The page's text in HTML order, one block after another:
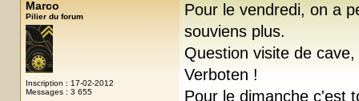
Marco
Pilier du forum
Inscription : 17-02-2012
Messages : 3 655
Pour le vendredi, on a
souviens plus.
Question visite de
Verboten !
Pour le dimanche c'est